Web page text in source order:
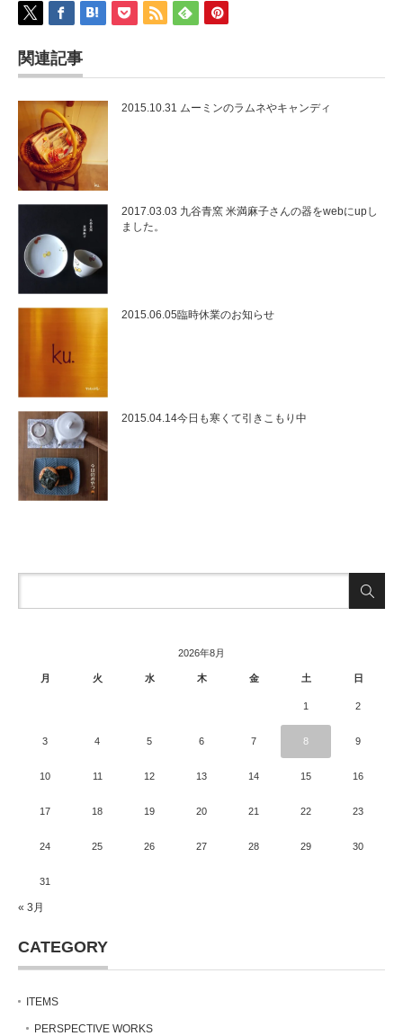
関連記事
2015.10.31 ムーミンのラムネやキャンディ
2017.03.03 九谷青窯 米満麻子さんの器をwebにupし
ました。
2015.06.05臨時休業のお知らせ
2015.04.14今日も寒くて引きこもり中
2026年8月
月 火 水 木 金 土 日
1 2
3 4 5 6 7 8 9
10 11 12 13 14 15 16
17 18 19 20 21 22 23
24 25 26 27 28 29 30
31
« 3月
CATEGORY
ITEMS
PERSPECTIVE WORKS